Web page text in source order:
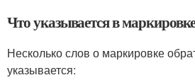
Что указывается в маркировке
Несколько слов о маркировке
указывается: